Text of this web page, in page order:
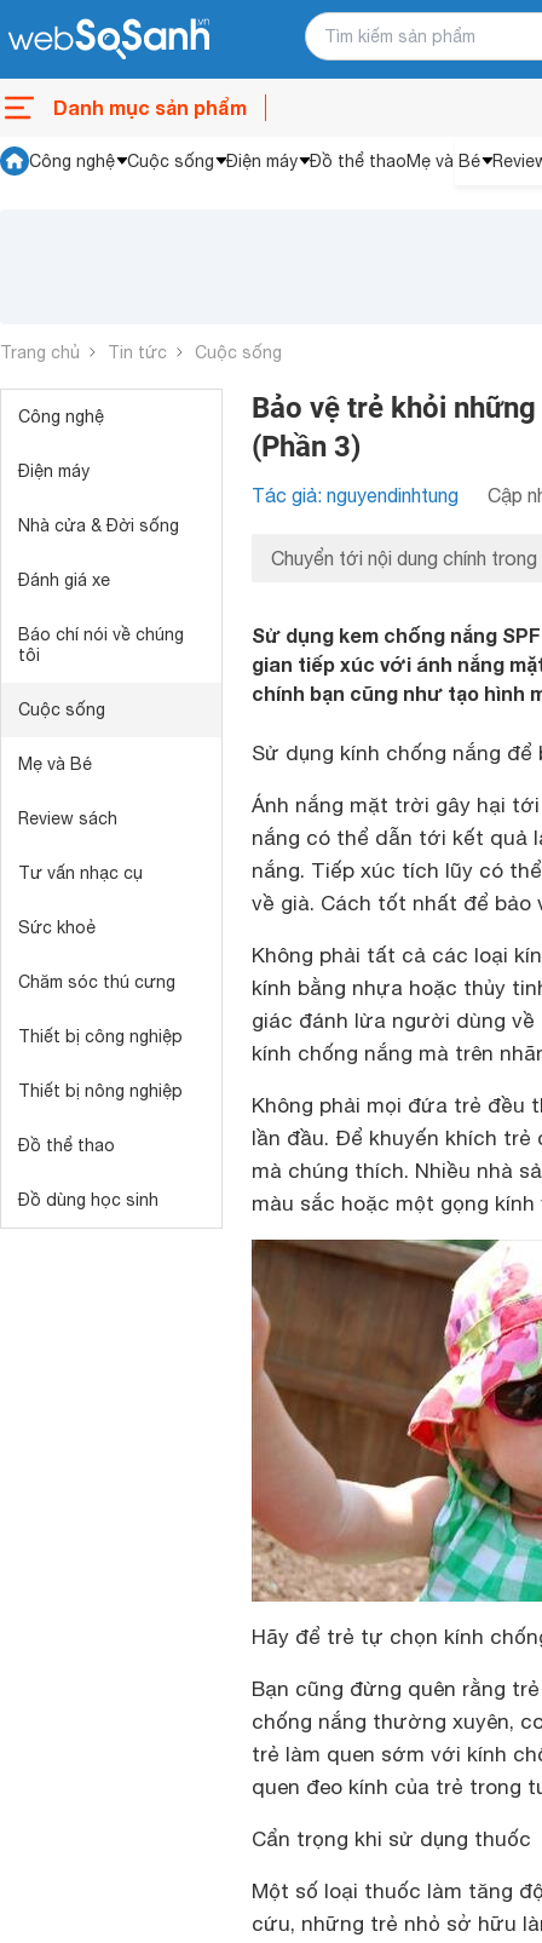
Danh mục sản phẩm
Công nghệ Cuộc sống Điện máy Đồ thể thaoMẹ và Bé
Trang chủ Tin tức Cuộc sống
Công nghệ
Điện máy
Nhà cửa & Đời sống
Đánh giá xe
Báo chí nói về chúng
tôi
Cuộc sống
Mẹ và Bé
Review sách
Tư vấn nhạc cụ
Sức khoẻ
Chăm sóc thú cưng
Thiết bị công nghiệp
Thiết bị nông nghiệp
Đồ thể thao
Đồ dùng học sinh
Bảo vệ trẻ khỏi
(Phần 3)
Tác giả: nguyendinhtung Cập
Chuyển tới nội dung chính trong
Sử dụng kem chống nắng
gian tiếp xúc với ánh nắng
chính bạn cũng như tạo hình
Sử dụng kính chống nắng
Ánh nắng mặt trời gây hại
nắng có thể dẫn tới kết quả
nắng. Tiếp xúc tích lũy có
về già. Cách tốt nhất để bảo
Không phải tất cả các loại
kính bằng nhựa hoặc thủy
giác đánh lừa người dùng về
kính chống nắng mà trên
Không phải mọi đứa trẻ đều
lần đầu. Để khuyến khích trẻ
mà chúng thích. Nhiều nhà
màu sắc hoặc một gọng
Hãy để trẻ tự chọn kính
Bạn cũng đừng quên rằng
chống nắng thường xuyên,
trẻ làm quen sớm với kính
quen đeo kính của trẻ trong
Cẩn trọng khi sử dụng thuốc
Một số loại thuốc làm tăng
cứu, những trẻ nhỏ sở hữu